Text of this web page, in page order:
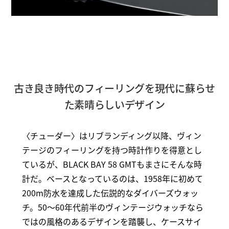
古き良き時代のフィーリングを現代に蘇らせ
た素晴らしいデザイン
〈チューダー〉はリブランディング以降、ヴィン
テージのフィーリングを持つ時計作りを得意とし
ているが、BLACK BAY 58 GMTもまさにそんな時
計だ。ベースとなっているのは、1958年に初めて
200m防水を達成した伝説的なダイバーズウォッ
チ。50～60年代前半のヴィンテージウォッチなら
ではの風格のあるデザインを踏襲し、ケースサイ